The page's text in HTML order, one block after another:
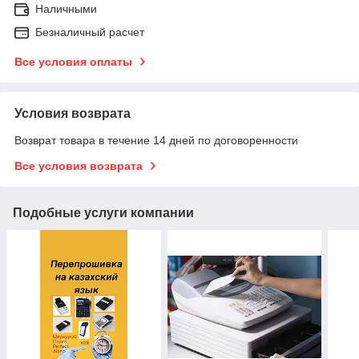
Наличными
Безналичный расчет
Все условия оплаты
Условия возврата
Возврат товара в течение 14 дней по договоренности
Все условия возврата
Подобные услуги компании